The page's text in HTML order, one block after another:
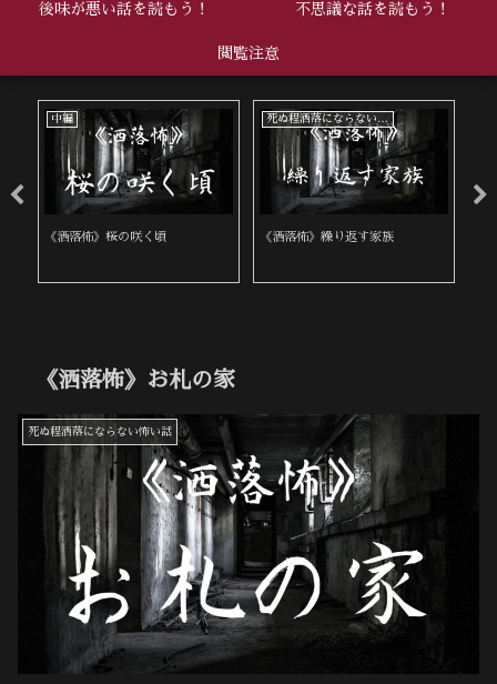
後味が悪い話を読もう！ 不思議な話を読もう！
閲覧注意
中編
《洒落怖》桜の咲く頃
死ぬ程洒落にならない怖い話
《洒落怖》繰り返す家族
《洒落怖》お札の家
死ぬ程洒落にならない怖い話